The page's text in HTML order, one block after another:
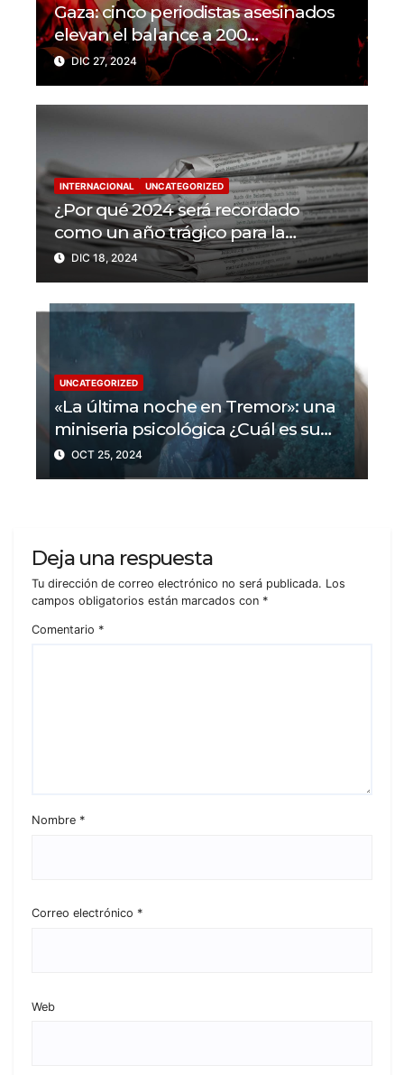
Gaza: cinco periodistas asesinados
elevan el balance a 200
trabajadores de la prensa muertos
en 2024
DIC 27, 2024
INTERNACIONAL UNCATEGORIZED
¿Por qué 2024 será recordado
como un año trágico para la
libertad de prensa? Un tercio de los
periodistas asesinados por Israel
DIC 18, 2024
UNCATEGORIZED
«La última noche en Tremor»: una
miniseria psicológica ¿Cuál es su
trama?
OCT 25, 2024
Deja una respuesta
Tu dirección de correo electrónico no será publicada. Los
campos obligatorios están marcados con *
Comentario *
Nombre *
Correo electrónico *
Web